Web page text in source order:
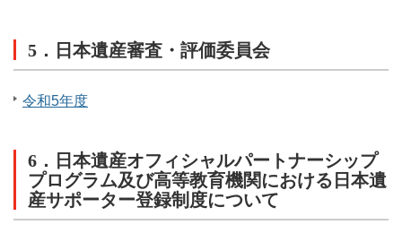
5．日本遺産審査・評価委員会
令和5年度
6．日本遺産オフィシャルパートナーシップ
プログラム及び高等教育機関における日本遺
産サポーター登録制度について